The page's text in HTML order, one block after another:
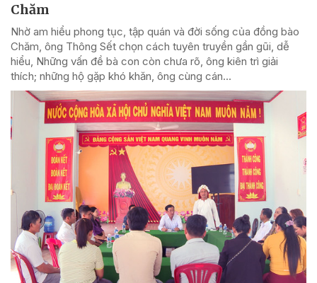
Chăm
Nhờ am hiểu phong tục, tập quán và đời sống của đồng bào
Chăm, ông Thông Sết chọn cách tuyên truyền gần gũi, dễ
hiểu, Những vấn đề bà con còn chưa rõ, ông kiên trì giải
thích; những hộ gặp khó khăn, ông cùng cán...